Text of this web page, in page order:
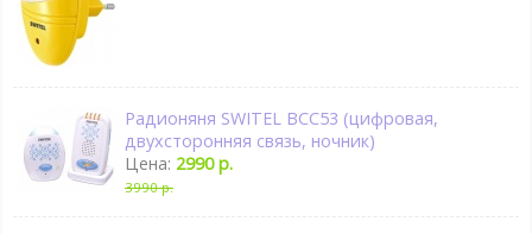
Радионяня SWITEL BCC53 (цифровая,
двухсторонняя связь, ночник)
Цена: 2990 р.
3990 р.